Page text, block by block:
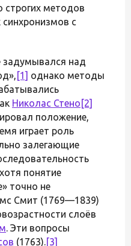
методов
с
задумывался над
[1] однако методы
Николас Стено [2]
положение,
играет роль
залегающие
понятие
точно не
Смит (1769—1839)
слоёв
. Эти вопросы
(1763).[3]